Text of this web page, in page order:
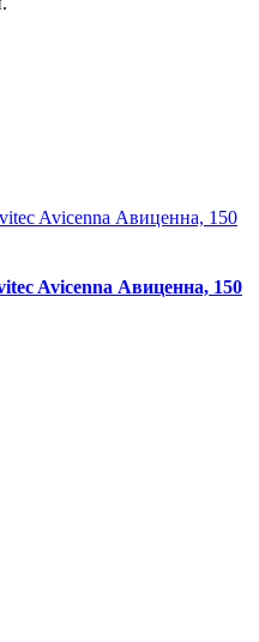
Avicenna Авиценна, 150